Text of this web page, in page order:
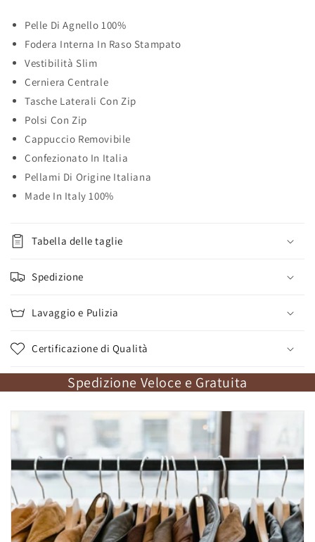
Pelle Di Agnello 100%
Fodera Interna In Raso Stampato
Vestibilità Slim
Cerniera Centrale
Tasche Laterali Con Zip
Polsi Con Zip
Cappuccio Removibile
Confezionato In Italia
Pellami Di Origine Italiana
Made In Italy 100%
Tabella delle taglie
Spedizione
Lavaggio e Pulizia
Certificazione di Qualità
Spedizione Veloce e Gratuita